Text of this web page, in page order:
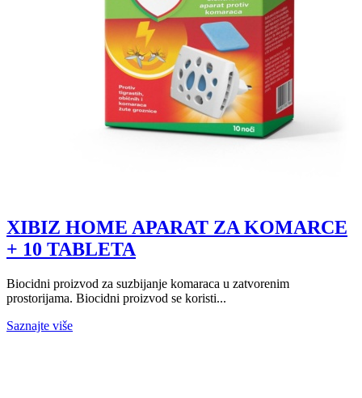
XIBIZ HOME APARAT ZA KOMARCE
+ 10 TABLETA
Biocidni proizvod za suzbijanje komaraca u zatvorenim
prostorijama. Biocidni proizvod se koristi...
Saznajte više